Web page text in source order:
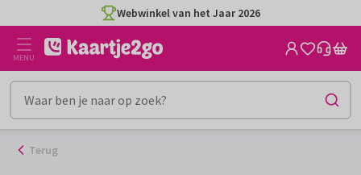
naar
inhoud
Webwinkel van het Jaar 2026
MENU
Terug